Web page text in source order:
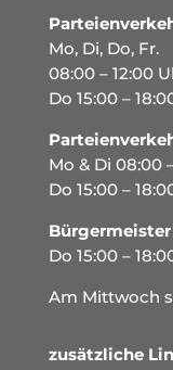
Mo, Di, Do, Fr.
08:00 – 12:00
Do 15:00 –
Mo & Di 08:00
Do 15:00 –
Do 15:00 –
Am Mittwoch
zusätzliche